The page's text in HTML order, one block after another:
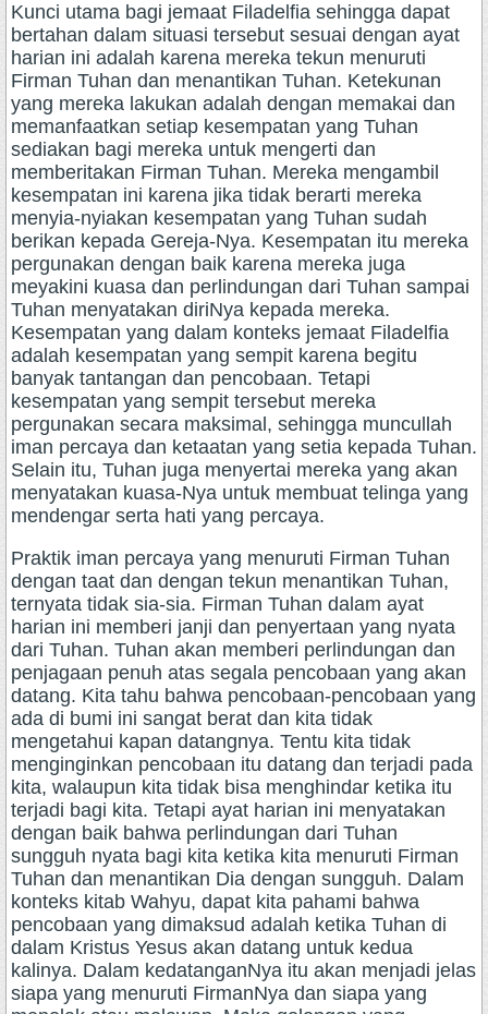
Kunci utama bagi jemaat Filadelfia sehingga dapat
bertahan dalam situasi tersebut sesuai dengan ayat
harian ini adalah karena mereka tekun menuruti
Firman Tuhan dan menantikan Tuhan. Ketekunan
yang mereka lakukan adalah dengan memakai dan
memanfaatkan setiap kesempatan yang Tuhan
sediakan bagi mereka untuk mengerti dan
memberitakan Firman Tuhan. Mereka mengambil
kesempatan ini karena jika tidak berarti mereka
menyia-nyiakan kesempatan yang Tuhan sudah
berikan kepada Gereja-Nya. Kesempatan itu mereka
pergunakan dengan baik karena mereka juga
meyakini kuasa dan perlindungan dari Tuhan sampai
Tuhan menyatakan diriNya kepada mereka.
Kesempatan yang dalam konteks jemaat Filadelfia
adalah kesempatan yang sempit karena begitu
banyak tantangan dan pencobaan. Tetapi
kesempatan yang sempit tersebut mereka
pergunakan secara maksimal, sehingga muncullah
iman percaya dan ketaatan yang setia kepada Tuhan.
Selain itu, Tuhan juga menyertai mereka yang akan
menyatakan kuasa-Nya untuk membuat telinga yang
mendengar serta hati yang percaya.
Praktik iman percaya yang menuruti Firman Tuhan
dengan taat dan dengan tekun menantikan Tuhan,
ternyata tidak sia-sia. Firman Tuhan dalam ayat
harian ini memberi janji dan penyertaan yang nyata
dari Tuhan. Tuhan akan memberi perlindungan dan
penjagaan penuh atas segala pencobaan yang akan
datang. Kita tahu bahwa pencobaan-pencobaan yang
ada di bumi ini sangat berat dan kita tidak
mengetahui kapan datangnya. Tentu kita tidak
menginginkan pencobaan itu datang dan terjadi pada
kita, walaupun kita tidak bisa menghindar ketika itu
terjadi bagi kita. Tetapi ayat harian ini menyatakan
dengan baik bahwa perlindungan dari Tuhan
sungguh nyata bagi kita ketika kita menuruti Firman
Tuhan dan menantikan Dia dengan sungguh. Dalam
konteks kitab Wahyu, dapat kita pahami bahwa
pencobaan yang dimaksud adalah ketika Tuhan di
dalam Kristus Yesus akan datang untuk kedua
kalinya. Dalam kedatanganNya itu akan menjadi jelas
siapa yang menuruti FirmanNya dan siapa yang